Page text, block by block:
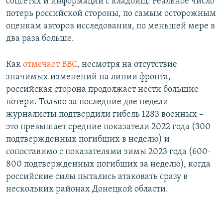
УКРАИНСКАЯ ПРОБЛЕМА КРЫМА
Все сайты RFE/RL
потерь российской стороны, по самым осторожным
оценкам авторов исследования, по меньшей мере в
два раза больше.
Как отмечает BBC, несмотря на отсутствие
значимых изменений на линии фронта,
российская сторона продолжает нести большие
потери. Только за последние две недели
журналисты подтвердили гибель 1283 военных –
это превышает средние показатели 2022 года (300
подтвержденных погибших в неделю) и
сопоставимо с показателями зимы 2023 года (600-
800 подтвержденных погибших за неделю), когда
российские силы пытались атаковать сразу в
нескольких районах Донецкой области.